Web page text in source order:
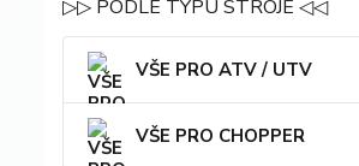
▷▷ PODLE TYPU STROJE ◁◁
VŠE PRO ATV / UTV
VŠE PRO CHOPPER